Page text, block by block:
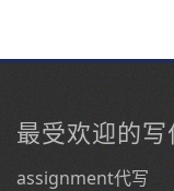
最受欢迎的写
assignment代写